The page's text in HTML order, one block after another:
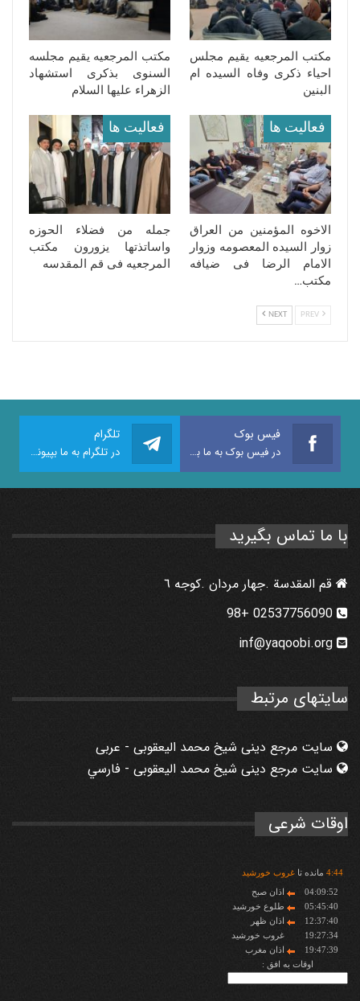
مکتب المرجعیه یقیم مجلس
احیاء ذکرى وفاه السیده ام
البنین
مکتب المرجعیه یقیم مجلسه
السنوی بذکرى استشهاد
الزهراء علیها السلام
فعالیت ها
الاخوه المؤمنین من العراق
زوار السیده المعصومه وزوار
الامام الرضا فی ضیافه
مکتب…
فعالیت ها
جمله من فضلاء الحوزه
واساتذتها یزورون مکتب
المرجعیه فی قم المقدسه
NEXT
فیس بوک
در فیس بوک به ما بپیوندید
تلگرام
در تلگرام به ما بپیوندید
با ما تماس بگیرید
قم المقدسة .جهار مردان .كوجه ٦
inf@yaqoobi.org
سایتهای مرتبط
سایت مرجع دینی شیخ محمد الیعقوبی - عربی
سایت مرجع دینی شیخ محمد الیعقوبی - فارسي
اوقات شرعی
4:44 مانده تاغروب خورشید
04:09:52
اذان صبح
05:45:40
طلوع خورشید
12:37:40
اذان ظهر
19:27:34
غروب خورشید
19:47:39
اذان مغرب
اوقات به افق :